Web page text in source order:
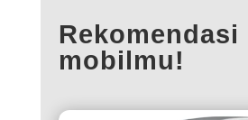
Rekomendasi
mobilmu!